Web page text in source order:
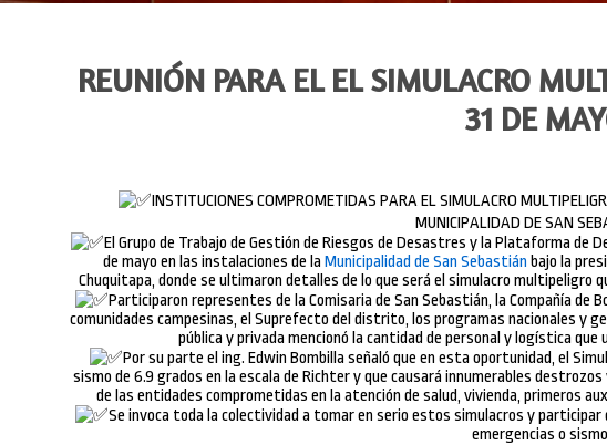
REUNIÓN PARA EL EL SIMULACRO
31 DE
INSTITUCIONES COMPROMETIDAS PARA EL SIMULACRO
MUNICIPALIDAD DE SAN
El Grupo de Trabajo de Gestión de Riesgos de Desastres y la Plataforma de
de mayo en las instalaciones de la Municipalidad de San Sebastián bajo la
Chuquitapa, donde se ultimaron detalles de lo que será el simulacro multipeligro
Participaron representes de la Comisaria de San Sebastián, la Compañía
comunidades campesinas, el Suprefecto del distrito, los programas nacionales y
pública y privada mencionó la cantidad de personal y logística
Por su parte el ing. Edwin Bombilla señaló que en esta oportunidad, el
sismo de 6.9 grados en la escala de Richter y que causará innumerables
de las entidades comprometidas en la atención de salud, vivienda, primeros
Se invoca toda la colectividad a tomar en serio estos simulacros y
emergencias o